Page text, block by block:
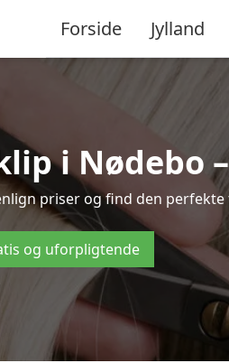
Forside Jylland
i Nødebo
priser og find den
og uforpligtende